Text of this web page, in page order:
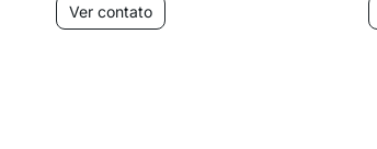
Ver contato